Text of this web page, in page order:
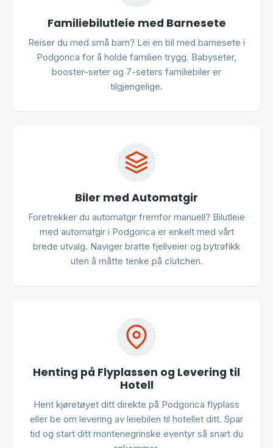
Familiebilutleie med Barnesete
Reiser du med små barn? Lei en bil med barnesete i
Podgorica for å holde familien trygg. Babyseter,
booster-seter og 7-seters familiebiler er
tilgjengelige.
Biler med Automatgir
Foretrekker du automatgir fremfor manuell? Bilutleie
med automatgir i Podgorica er enkelt med vårt
brede utvalg. Naviger bratte fjellveier og bytrafikk
uten å måtte tenke på clutchen.
Henting på Flyplassen og Levering til
Hotell
Hent kjøretøyet ditt direkte på Podgorica flyplass
eller be om levering av leiebilen til hotellet ditt. Spar
tid og start ditt montenegrinske eventyr så snart du